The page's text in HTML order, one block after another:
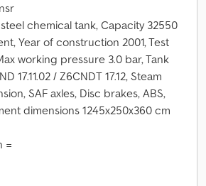
chemical tank, Capacity 32550
Year of construction 2001, Test
working pressure 3.0 bar, Tank
17.11.02 / Z6CNDT 17.12, Steam
SAF axles, Disc brakes, ABS,
dimensions 1245x250x360 cm
=